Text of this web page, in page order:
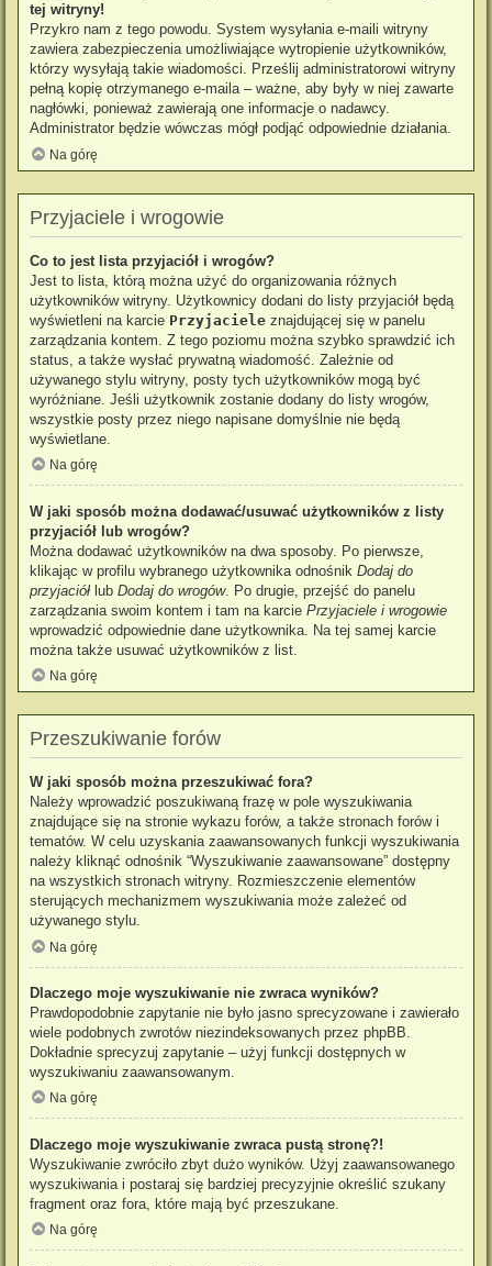
tej witryny!
Przykro nam z tego powodu. System wysyłania e-maili witryny
zawiera zabezpieczenia umożliwiające wytropienie użytkowników,
którzy wysyłają takie wiadomości. Prześlij administratorowi witryny
pełną kopię otrzymanego e-maila – ważne, aby były w niej zawarte
nagłówki, ponieważ zawierają one informacje o nadawcy.
Administrator będzie wówczas mógł podjąć odpowiednie działania.
Na górę
Przyjaciele i wrogowie
Co to jest lista przyjaciół i wrogów?
Jest to lista, którą można użyć do organizowania różnych
użytkowników witryny. Użytkownicy dodani do listy przyjaciół będą
wyświetleni na karcie Przyjaciele znajdującej się w panelu
zarządzania kontem. Z tego poziomu można szybko sprawdzić ich
status, a także wysłać prywatną wiadomość. Zależnie od
używanego stylu witryny, posty tych użytkowników mogą być
wyróżniane. Jeśli użytkownik zostanie dodany do listy wrogów,
wszystkie posty przez niego napisane domyślnie nie będą
wyświetlane.
Na górę
W jaki sposób można dodawać/usuwać użytkowników z listy
przyjaciół lub wrogów?
Można dodawać użytkowników na dwa sposoby. Po pierwsze,
klikając w profilu wybranego użytkownika odnośnik Dodaj do
przyjaciół lub Dodaj do wrogów. Po drugie, przejść do panelu
zarządzania swoim kontem i tam na karcie Przyjaciele i wrogowie
wprowadzić odpowiednie dane użytkownika. Na tej samej karcie
można także usuwać użytkowników z list.
Na górę
Przeszukiwanie forów
W jaki sposób można przeszukiwać fora?
Należy wprowadzić poszukiwaną frazę w pole wyszukiwania
znajdujące się na stronie wykazu forów, a także stronach forów i
tematów. W celu uzyskania zaawansowanych funkcji wyszukiwania
należy kliknąć odnośnik “Wyszukiwanie zaawansowane” dostępny
na wszystkich stronach witryny. Rozmieszczenie elementów
sterujących mechanizmem wyszukiwania może zależeć od
używanego stylu.
Na górę
Dlaczego moje wyszukiwanie nie zwraca wyników?
Prawdopodobnie zapytanie nie było jasno sprecyzowane i zawierało
wiele podobnych zwrotów niezindeksowanych przez phpBB.
Dokładnie sprecyzuj zapytanie – użyj funkcji dostępnych w
wyszukiwaniu zaawansowanym.
Na górę
Dlaczego moje wyszukiwanie zwraca pustą stronę?!
Wyszukiwanie zwróciło zbyt dużo wyników. Użyj zaawansowanego
wyszukiwania i postaraj się bardziej precyzyjnie określić szukany
fragment oraz fora, które mają być przeszukane.
Na górę